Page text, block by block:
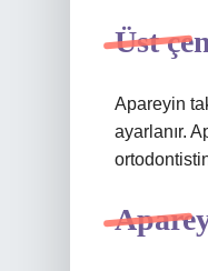
Üst
Apareyin
ayarlanır.